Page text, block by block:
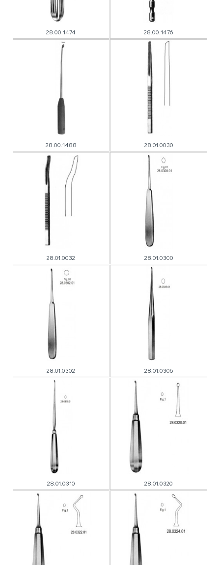
28.00.1474 28.00.1476
28.00.1488 28.01.0030
28.01.0032 28.01.0300
28.01.0302 28.01.0306
28.01.0310 28.01.0320